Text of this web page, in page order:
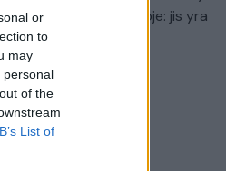
or
to
may
personal
of the
List of
Ukrainos politikoje: jis yra
Nauja diena